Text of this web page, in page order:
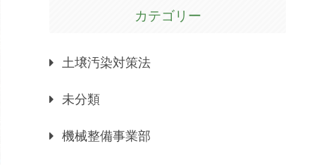
カテゴリー
土壌汚染対策法
未分類
機械整備事業部